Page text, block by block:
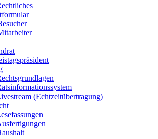
(Echtzeitübertragung)